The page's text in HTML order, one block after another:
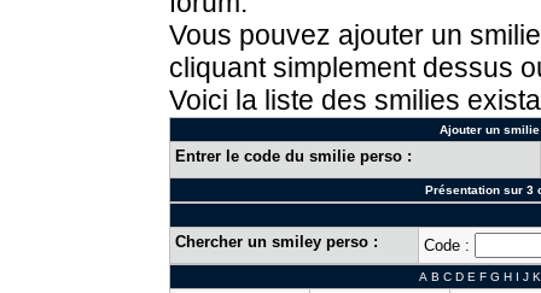
Vous pouvez ajouter un
cliquant simplement dessus
Voici la liste des smilies
Ajouter un
Entrer le code du smilie perso :
Présentation sur 3
Chercher un smiley perso : Code :
A B C D E F G H I J K